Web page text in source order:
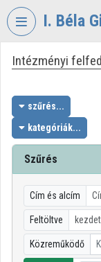
Fejléc kihagyása
I. Béla
VIDEO
BÉLA
GIMNÁZIUM
Intézményi kezdőlap
Bejelentkezés
Intézményi
Kategóriák
Intézményi
szűrés...
kategóriák...
Szűrés
Cím és alcím
Feltöltve
Közreműködő